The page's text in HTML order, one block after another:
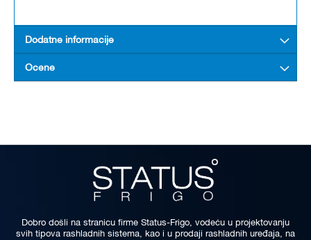
Dodatne informacije
Ocene
Dobro došli na stranicu firme Status-Frigo, vodeću u projektovanju
svih tipova rashladnih sistema, kao i u prodaji rashladnih uređaja, na